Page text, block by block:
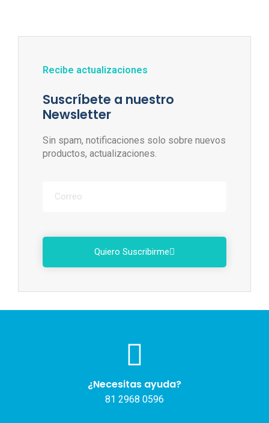
Recibe actualizaciones
Suscríbete a nuestro
Newsletter
Sin spam, notificaciones solo sobre nuevos
productos, actualizaciones.
Quiero Suscribirme
¿Necesitas ayuda?
81 2968 0596